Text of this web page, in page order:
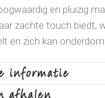
en pluizig
zachte touch biedt,
en zich kan
dat naadloos past in
stijl en verfijning toe
comfortabele
informatie